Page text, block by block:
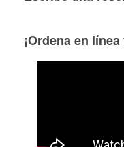
¡Ordena en